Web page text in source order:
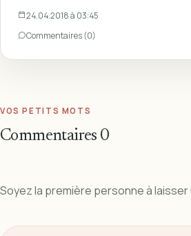
24.04.2018 à 03:45
Commentaires (0)
VOS PETITS MOTS
Commentaires 0
Soyez la première personne à